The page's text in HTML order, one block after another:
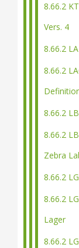
8.66.2
Vers. 4
8.66.2
8.66.2
8.66.2
8.66.2
Zebra
8.66.2
8.66.2
Lager
8.66.2